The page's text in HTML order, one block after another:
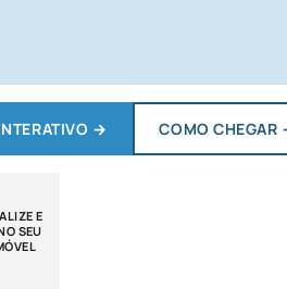
→ COMO CHEGAR
E
SEU